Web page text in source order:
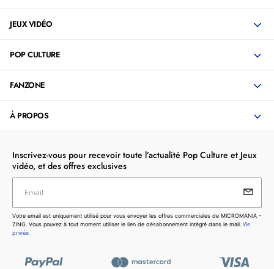
JEUX VIDÉO
POP CULTURE
FANZONE
À PROPOS
Inscrivez-vous pour recevoir toute l’actualité Pop Culture et Jeux
vidéo, et des offres exclusives
Votre email est uniquement utilisé pour vous envoyer les
offres commerciales de MICROMANIA - ZING. Vous pouvez
à tout moment utiliser le lien de désabonnement intégré dans
Email
Votre email est uniquement utilisé pour vous envoyer les offres commerciales de MICROMANIA -
ZING. Vous pouvez à tout moment utiliser le lien de désabonnement intégré dans le mail. Vie
privée